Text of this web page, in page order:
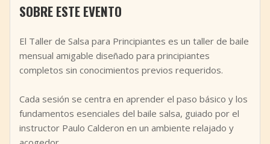
SOBRE ESTE EVENTO
El Taller de Salsa para Principiantes es un taller de baile
mensual amigable diseñado para principiantes
completos sin conocimientos previos requeridos.
Cada sesión se centra en aprender el paso básico y los
fundamentos esenciales del baile salsa, guiado por el
instructor Paulo Calderon en un ambiente relajado y